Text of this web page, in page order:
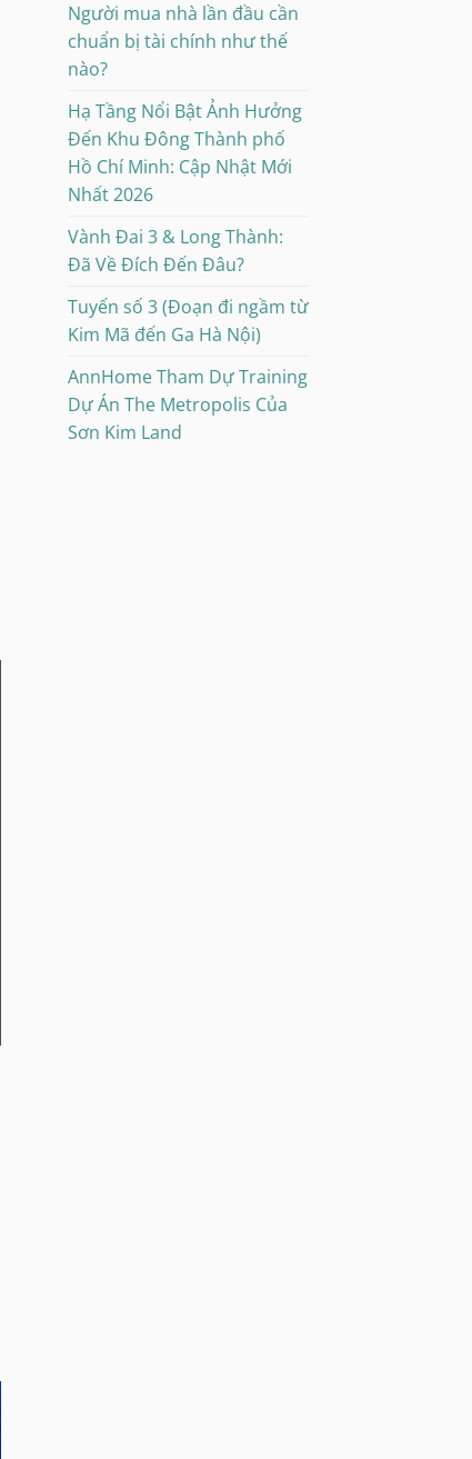
Người mua nhà lần đầu cần
chuẩn bị tài chính như thế
nào?
Hạ Tầng Nổi Bật Ảnh Hưởng
Đến Khu Đông Thành phố
Hồ Chí Minh: Cập Nhật Mới
Nhất 2026
Vành Đai 3 & Long Thành:
Đã Về Đích Đến Đâu?
Tuyến số 3 (Đoạn đi ngầm từ
Kim Mã đến Ga Hà Nội)
AnnHome Tham Dự Training
Dự Án The Metropolis Của
Sơn Kim Land